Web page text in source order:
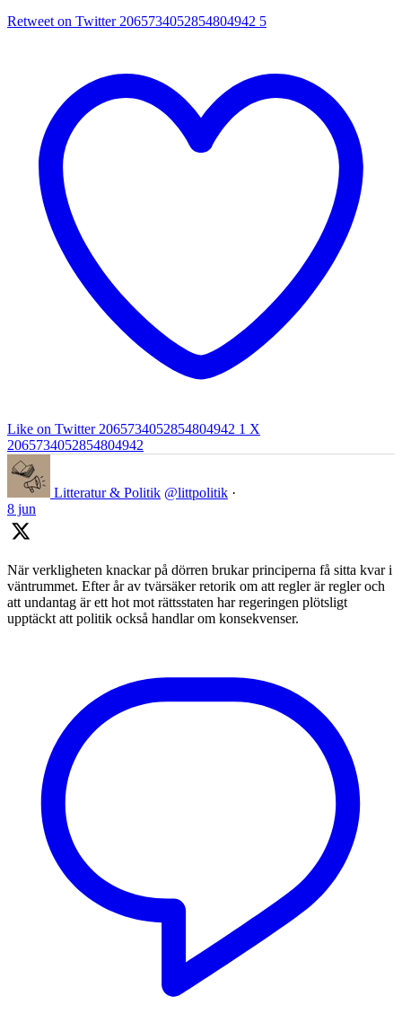
Retweet on Twitter 2065734052854804942 5
Like on Twitter 2065734052854804942 1 X
2065734052854804942
Litteratur & Politik @littpolitik ·
8 jun
När verkligheten knackar på dörren brukar principerna få sitta kvar i
väntrummet. Efter år av tvärsäker retorik om att regler är regler och
att undantag är ett hot mot rättsstaten har regeringen plötsligt
upptäckt att politik också handlar om konsekvenser.